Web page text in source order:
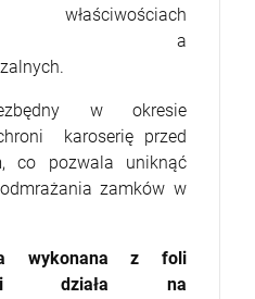
a
w okresie
karoserię przed
co pozwala uniknąć
zamków w
wykonana z foli
i działa na